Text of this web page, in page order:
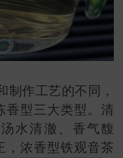
制作工艺的不同，
香型三大类型。清
水清澈、香气馥
，浓香型铁观音茶